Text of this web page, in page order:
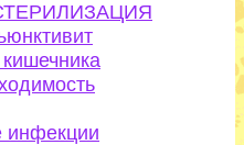
инфекции